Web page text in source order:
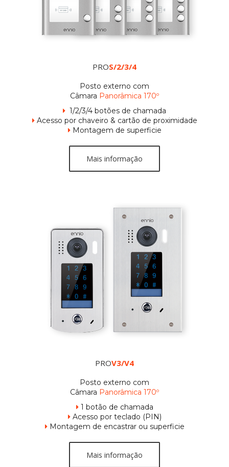
PROS/2/3/4
Posto externo com
Câmara Panorâmica 170º
 1/2/3/4 botões de chamada
Acesso por chaveiro & cartão de proximidade
Montagem de superficie
Mais informação
PROV3/V4
Posto externo com
Câmara Panorâmica 170º
1 botão de chamada
Acesso por teclado (PIN)
Montagem de encastrar ou superficie
Mais informação